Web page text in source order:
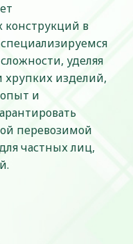
конструкций в
уделяя
хрупких изделий,
и
перевозимой
частных лиц,